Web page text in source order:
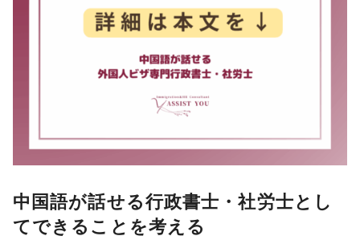
中国語が話せる行政書士・社労士とし
てできることを考える